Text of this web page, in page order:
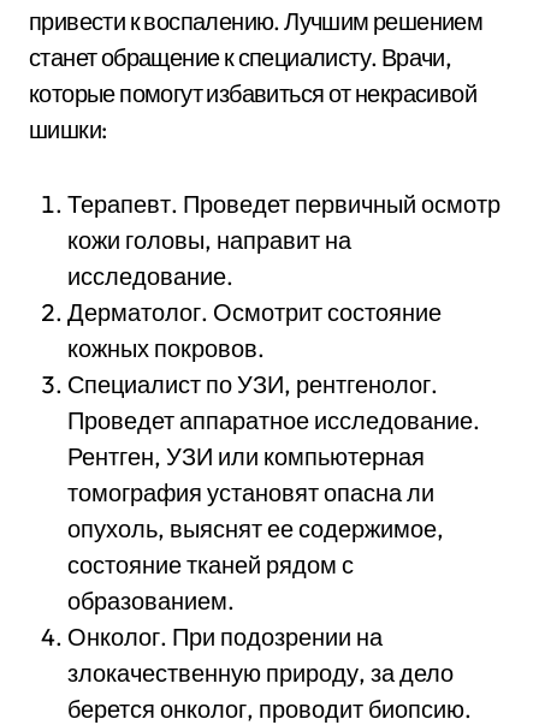
привести к воспалению. Лучшим решением
станет обращение к специалисту. Врачи,
которые помогут избавиться от некрасивой
шишки:
Терапевт. Проведет первичный осмотр
кожи головы, направит на
исследование.
Дерматолог. Осмотрит состояние
кожных покровов.
Специалист по УЗИ, рентгенолог.
Проведет аппаратное исследование.
Рентген, УЗИ или компьютерная
томография установят опасна ли
опухоль, выяснят ее содержимое,
состояние тканей рядом с
образованием.
Онколог. При подозрении на
злокачественную природу, за дело
берется онколог, проводит биопсию.